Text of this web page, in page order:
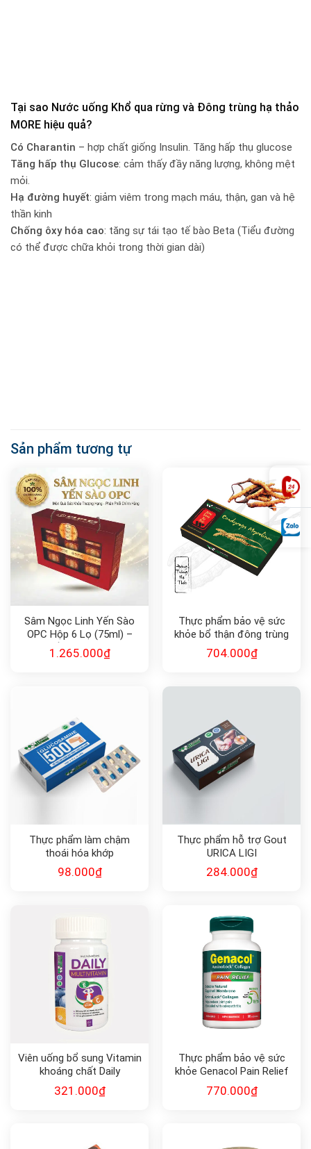
Tại sao Nước uống Khổ qua rừng và Đông trùng hạ thảo
MORE hiệu quả?
Có Charantin – hợp chất giống Insulin. Tăng hấp thụ glucose
Tăng hấp thụ Glucose: cảm thấy đầy năng lượng, không mệt
mỏi.
Hạ đường huyết: giảm viêm trong mạch máu, thận, gan và hệ
thần kinh
Chống ôxy hóa cao: tăng sự tái tạo tế bào Beta (Tiểu đường
có thể được chữa khỏi trong thời gian dài)
Sản phẩm tương tự
Sâm Ngọc Linh Yến Sào
OPC Hộp 6 Lọ (75ml) –
Phục Hồi Sức Khỏe, Cải
Thiện Giấc Ngủ
1.265.000₫
Thực phẩm bảo vệ sức
khỏe bổ thận đông trùng
hạ thảo CordyCops
Mycelium
704.000₫
Thực phẩm làm chậm
thoái hóa khớp
Glucosamine 500
98.000₫
Thực phẩm hỗ trợ Gout
URICA LIGI
284.000₫
Viên uống bổ sung Vitamin
khoáng chất Daily
Multivitamin
321.000₫
Thực phẩm bảo vệ sức
khỏe Genacol Pain Relief
giảm đau khớp (90 viên)
770.000₫